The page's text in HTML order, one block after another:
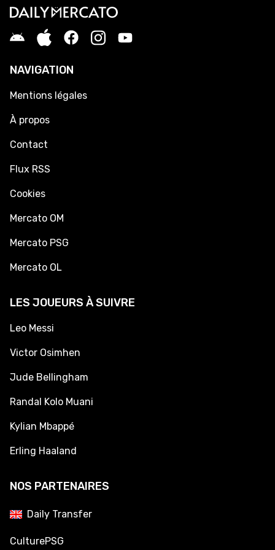
NAVIGATION
Mentions légales
À propos
Contact
Flux RSS
Cookies
Mercato OM
Mercato PSG
Mercato OL
LES JOUEURS À SUIVRE
Leo Messi
Victor Osimhen
Jude Bellingham
Randal Kolo Muani
Kylian Mbappé
Erling Haaland
NOS PARTENAIRES
Daily Transfer
CulturePSG